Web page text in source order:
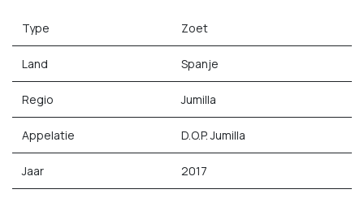
Type Zoet
Land Spanje
Regio Jumilla
Appelatie D.O.P. Jumilla
Jaar 2017